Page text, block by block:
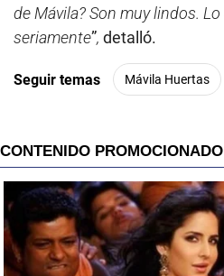
de Mávila? Son muy lindos.
seriamente”, detalló.
Seguir temas Mávila Huertas